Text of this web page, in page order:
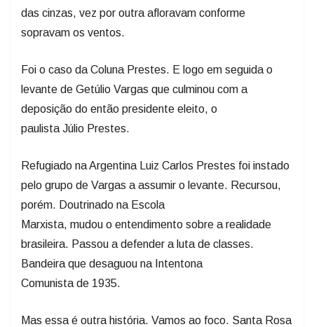
das cinzas, vez por outra afloravam conforme
sopravam os ventos.
Foi o caso da Coluna Prestes. E logo em seguida o
levante de Getúlio Vargas que culminou com a
deposição do então presidente eleito, o
paulista Júlio Prestes.
Refugiado na Argentina Luiz Carlos Prestes foi instado
pelo grupo de Vargas a assumir o levante. Recursou,
porém. Doutrinado na Escola
Marxista, mudou o entendimento sobre a realidade
brasileira. Passou a defender a luta de classes.
Bandeira que desaguou na Intentona
Comunista de 1935.
Mas essa é outra história. Vamos ao foco. Santa Rosa